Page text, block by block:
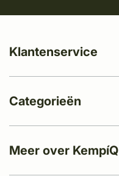
Meer over KempíQ
Klantenservice
Categorieën